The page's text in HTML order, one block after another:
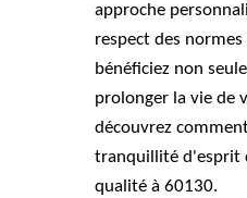
approche
respect des
bénéficiez non
prolonger la vie de
découvrez
tranquillité d'esprit
qualité à 60130.